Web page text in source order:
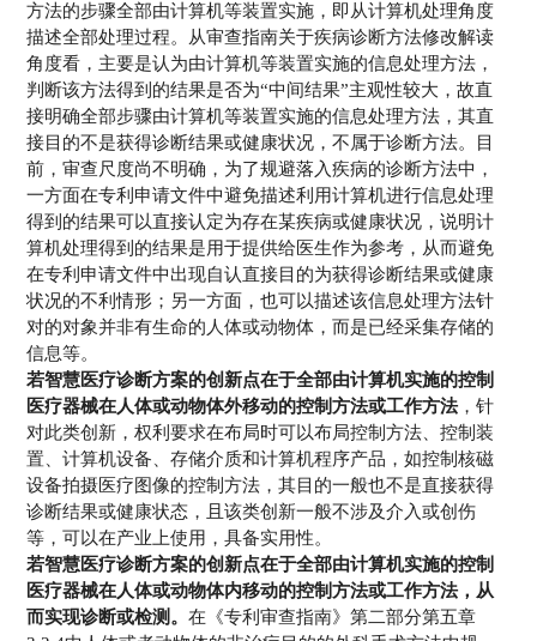
方法的步骤全部由计算机等装置实施，即从计算机处理角度
描述全部处理过程。从审查指南关于疾病诊断方法修改解读
角度看，主要是认为由计算机等装置实施的信息处理方法，
判断该方法得到的结果是否为“中间结果”主观性较大，故直
接明确全部步骤由计算机等装置实施的信息处理方法，其直
接目的不是获得诊断结果或健康状况，不属于诊断方法。目
前，审查尺度尚不明确，为了规避落入疾病的诊断方法中，
一方面在专利申请文件中避免描述利用计算机进行信息处理
得到的结果可以直接认定为存在某疾病或健康状况，说明计
算机处理得到的结果是用于提供给医生作为参考，从而避免
在专利申请文件中出现自认直接目的为获得诊断结果或健康
状况的不利情形；另一方面，也可以描述该信息处理方法针
对的对象并非有生命的人体或动物体，而是已经采集存储的
信息等。
若智慧医疗诊断方案的创新点在于全部由计算机实施的控制
医疗器械在人体或动物体外移动的控制方法或工作方法，针
对此类创新，权利要求在布局时可以布局控制方法、控制装
置、计算机设备、存储介质和计算机程序产品，如控制核磁
设备拍摄医疗图像的控制方法，其目的一般也不是直接获得
诊断结果或健康状态，且该类创新一般不涉及介入或创伤
等，可以在产业上使用，具备实用性。
若智慧医疗诊断方案的创新点在于全部由计算机实施的控制
医疗器械在人体或动物体内移动的控制方法或工作方法，从
而实现诊断或检测。在《专利审查指南》第二部分第五章